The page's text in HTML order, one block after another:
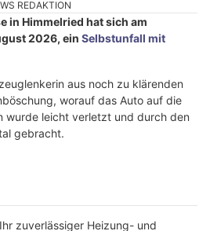
REDAKTION
in Himmelried hat sich am
2026, ein Selbstunfall mit
aus noch zu klärenden
worauf das Auto auf die
wurde leicht verletzt und durch den
gebracht.